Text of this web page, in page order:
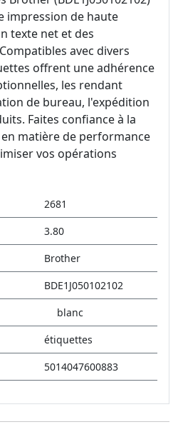
impression de haute
texte net et des
avec divers
offrent une adhérence
les rendant
de bureau, l'expédition
Faites confiance à la
matière de performance
vos opérations
2681
3.80
Brother
BDE1J050102102
blanc
étiquettes
5014047600883